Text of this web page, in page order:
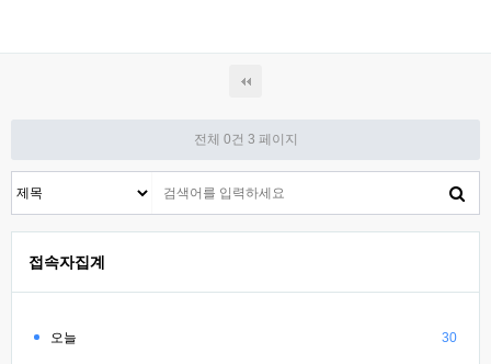
전체 0건 3 페이지
접속자집계
오늘 30